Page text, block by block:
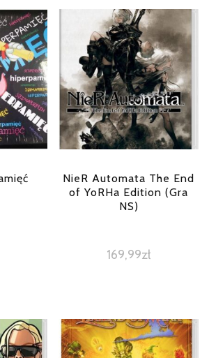
NieR Automata The End
of YoRHa Edition (Gra
NS)
169,99zł